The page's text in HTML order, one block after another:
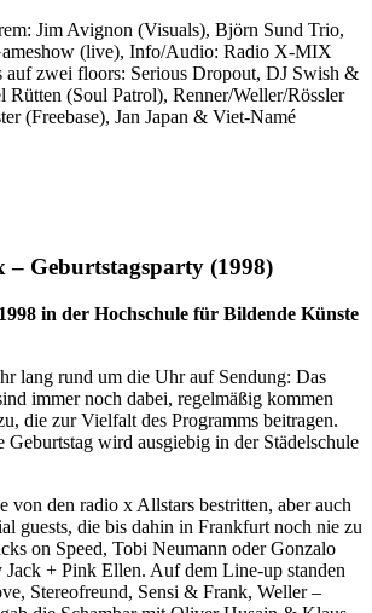
Jim Avignon (Visuals), Björn Sund Trio,
(live), Info/Audio: Radio X-MIX
auf zwei floors: Serious Dropout, DJ Swish &
Rütten (Soul Patrol), Renner/Weller/Rössler
(Freebase), Jan Japan & Viet-Namé
Geburtstagsparty (1998)
in der Hochschule für Bildende Künste
lang rund um die Uhr auf Sendung: Das
immer noch dabei, regelmäßig kommen
die zur Vielfalt des Programms beitragen.
Geburtstag wird ausgiebig in der Städelschule
von den radio x Allstars bestritten, aber auch
guests, die bis dahin in Frankfurt noch nie zu
on Speed, Tobi Neumann oder Gonzalo
+ Pink Ellen. Auf dem Line-up standen
Stereofreund, Sensi & Frank, Weller –